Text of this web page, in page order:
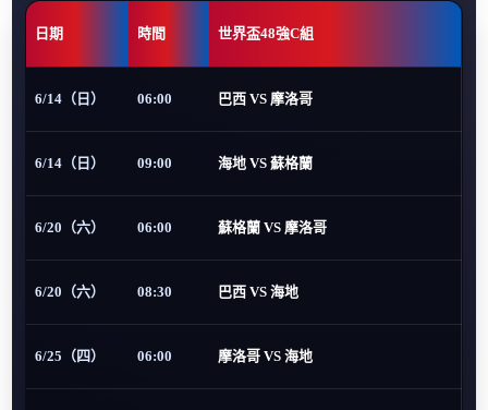
日期 時間 世界盃48強C組
6/14（日） 06:00 巴西 VS 摩洛哥
6/14（日） 09:00 海地 VS 蘇格蘭
6/20（六） 06:00 蘇格蘭 VS 摩洛哥
6/20（六） 08:30 巴西 VS 海地
6/25（四） 06:00 摩洛哥 VS 海地